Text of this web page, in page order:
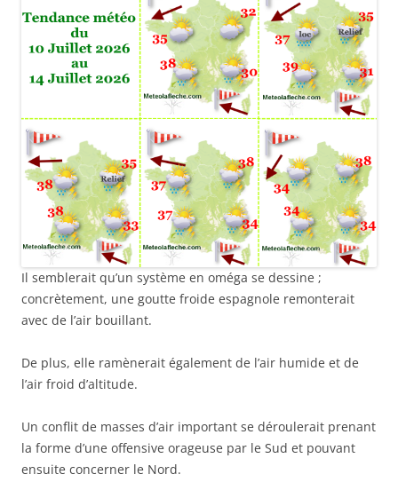
Il semblerait qu’un système en oméga se dessine ;
concrètement, une goutte froide espagnole remonterait
avec de l’air bouillant.
De plus, elle ramènerait également de l’air humide et de
l’air froid d’altitude.
Un conflit de masses d’air important se déroulerait prenant
la forme d’une offensive orageuse par le Sud et pouvant
ensuite concerner le Nord.